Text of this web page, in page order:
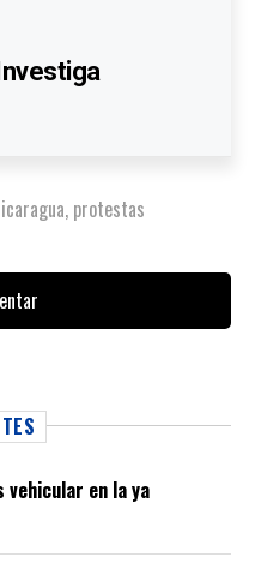
, protestas
vehicular en la ya